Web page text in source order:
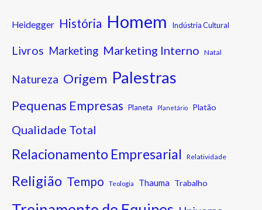
Heidegger História Homem Indústria Cultural
Livros Marketing Marketing Interno Natal
Natureza Origem Palestras
Pequenas Empresas Planeta Planetário Platão
Qualidade Total
Relacionamento Empresarial Relatividade
Religião Tempo Teologia Thauma Trabalho